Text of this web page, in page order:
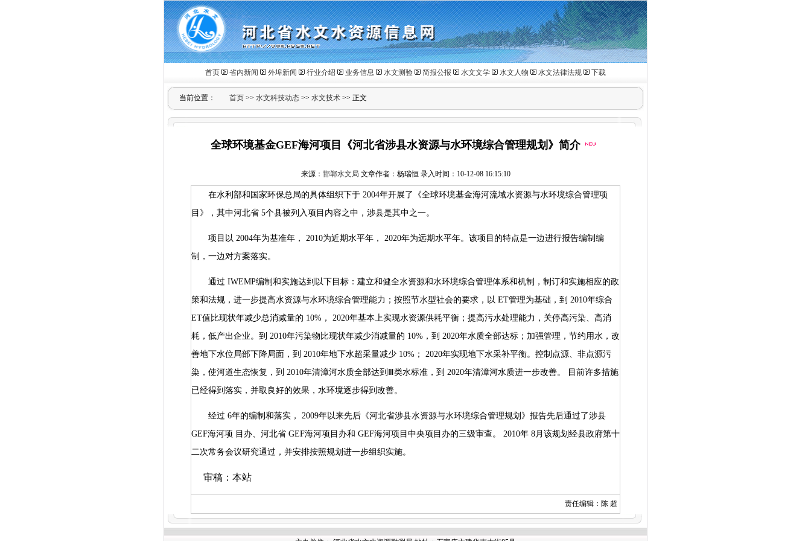
首页 省内新闻 外埠新闻 行业介绍 业务信息 水文测验 简报公报 水文文学 水文人物 水文法律法规 下载
当前位置： 首页 >> 水文科技动态 >> 水文技术 >> 正文
全球环境基金GEF海河项目《河北省涉县水资源与水环境综合管理规划》简介
来源： 邯郸水文局 文章作者：杨瑞恒 录入时间：10-12-08 16:15:10
在水利部和国家环保总局的具体组织下于 2004年开展了《全球环境基金海河流域水资源与水环境综合管理项
目》，其中河北省 5个县被列入项目内容之中，涉县是其中之一。
项目以 2004年为基准年， 2010为近期水平年， 2020年为远期水平年。该项目的特点是一边进行报告编制编
制，一边对方案落实。
通过 IWEMP编制和实施达到以下目标：建立和健全水资源和水环境综合管理体系和机制，制订和实施相应的政
策和法规，进一步提高水资源与水环境综合管理能力；按照节水型社会的要求，以 ET管理为基础，到 2010年综合
ET值比现状年减少总消减量的 10% ， 2020年基本上实现水资源供耗平衡；提高污水处理能力，关停高污染、高消
耗，低产出企业。到 2010年污染物比现状年减少消减量的 10% ，到 2020年水质全部达标；加强管理，节约用水，改
善地下水位局部下降局面，到 2010年地下水超采量减少 10% ； 2020年实现地下水采补平衡。控制点源、非点源污
染，使河道生态恢复，到 2010年清漳河水质全部达到Ⅲ类水标准，到 2020年清漳河水质进一步改善。
目前许多措施
已经得到落实，并取良好的效果，水环境逐步得到改善。
经过 6年的编制和落实， 2009年以来先后《河北省涉县水资源与水环境综合管理规划》报告先后通过了涉县
GEF海河项 目办、河北省 GEF海河项目办和 GEF海河项目中央项目办的三级审查。 2010年 8月该规划经县政府第十
二次常务会议研究通过，并安排按照规划进一步组织实施。
审稿：本站
责任编辑：陈 超